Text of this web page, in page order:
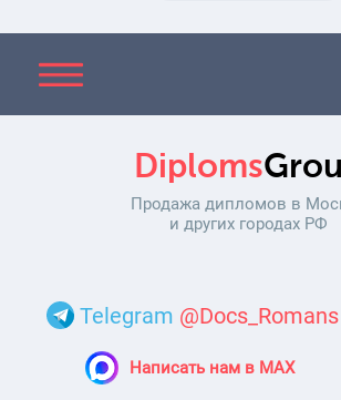
Diploms
Продажа дипломов в
и других городах РФ
Telegram @Docs_Romans
Написать нам в MAX